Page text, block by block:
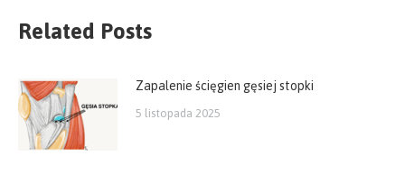
Related Posts
Zapalenie ścięgien gęsiej stopki
5 listopada 2025